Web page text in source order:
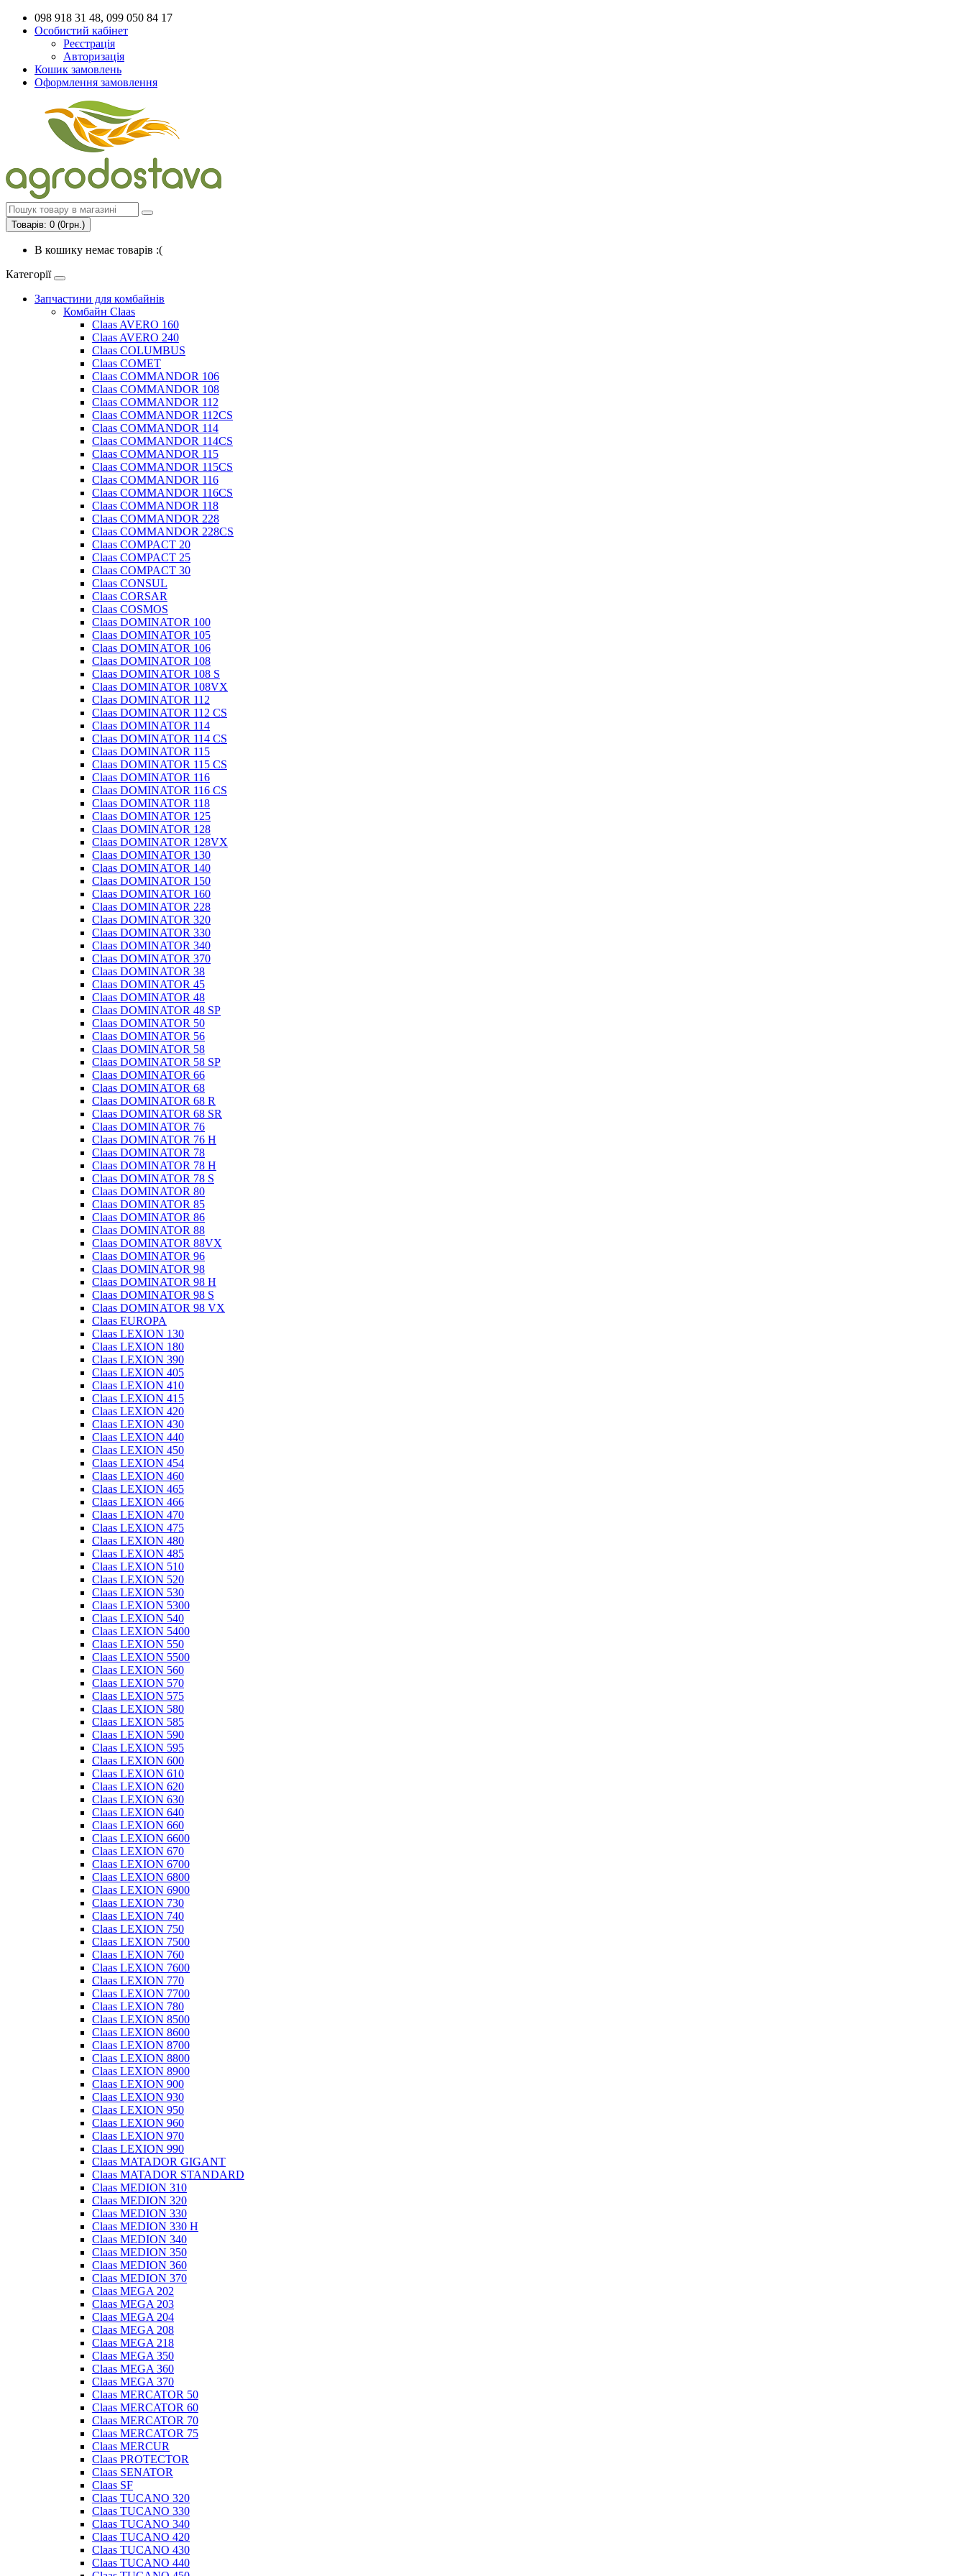
098 918 31 48, 099 050 84 17
Особистий кабінет
Реєстрація
Авторизація
Кошик замовлень
Оформлення замовлення
Товарів: 0 (0грн.)
В кошику немає товарів :(
Категорії
Запчастини для комбайнів
Комбайн Claas
Claas AVERO 160
Claas AVERO 240
Claas COLUMBUS
Claas COMET
Claas COMMANDOR 106
Claas COMMANDOR 108
Claas COMMANDOR 112
Claas COMMANDOR 112CS
Claas COMMANDOR 114
Claas COMMANDOR 114CS
Claas COMMANDOR 115
Claas COMMANDOR 115CS
Claas COMMANDOR 116
Claas COMMANDOR 116CS
Claas COMMANDOR 118
Claas COMMANDOR 228
Claas COMMANDOR 228CS
Claas COMPACT 20
Claas COMPACT 25
Claas COMPACT 30
Claas CONSUL
Claas CORSAR
Claas COSMOS
Claas DOMINATOR 100
Claas DOMINATOR 105
Claas DOMINATOR 106
Claas DOMINATOR 108
Claas DOMINATOR 108 S
Claas DOMINATOR 108VX
Claas DOMINATOR 112
Claas DOMINATOR 112 CS
Claas DOMINATOR 114
Claas DOMINATOR 114 CS
Claas DOMINATOR 115
Claas DOMINATOR 115 CS
Claas DOMINATOR 116
Claas DOMINATOR 116 CS
Claas DOMINATOR 118
Claas DOMINATOR 125
Claas DOMINATOR 128
Claas DOMINATOR 128VX
Claas DOMINATOR 130
Claas DOMINATOR 140
Claas DOMINATOR 150
Claas DOMINATOR 160
Claas DOMINATOR 228
Claas DOMINATOR 320
Claas DOMINATOR 330
Claas DOMINATOR 340
Claas DOMINATOR 370
Claas DOMINATOR 38
Claas DOMINATOR 45
Claas DOMINATOR 48
Claas DOMINATOR 48 SP
Claas DOMINATOR 50
Claas DOMINATOR 56
Claas DOMINATOR 58
Claas DOMINATOR 58 SP
Claas DOMINATOR 66
Claas DOMINATOR 68
Claas DOMINATOR 68 R
Claas DOMINATOR 68 SR
Claas DOMINATOR 76
Claas DOMINATOR 76 H
Claas DOMINATOR 78
Claas DOMINATOR 78 H
Claas DOMINATOR 78 S
Claas DOMINATOR 80
Claas DOMINATOR 85
Claas DOMINATOR 86
Claas DOMINATOR 88
Claas DOMINATOR 88VX
Claas DOMINATOR 96
Claas DOMINATOR 98
Claas DOMINATOR 98 H
Claas DOMINATOR 98 S
Claas DOMINATOR 98 VX
Claas EUROPA
Claas LEXION 130
Claas LEXION 180
Claas LEXION 390
Claas LEXION 405
Claas LEXION 410
Claas LEXION 415
Claas LEXION 420
Claas LEXION 430
Claas LEXION 440
Claas LEXION 450
Claas LEXION 454
Claas LEXION 460
Claas LEXION 465
Claas LEXION 466
Claas LEXION 470
Claas LEXION 475
Claas LEXION 480
Claas LEXION 485
Claas LEXION 510
Claas LEXION 520
Claas LEXION 530
Claas LEXION 5300
Claas LEXION 540
Claas LEXION 5400
Claas LEXION 550
Claas LEXION 5500
Claas LEXION 560
Claas LEXION 570
Claas LEXION 575
Claas LEXION 580
Claas LEXION 585
Claas LEXION 590
Claas LEXION 595
Claas LEXION 600
Claas LEXION 610
Claas LEXION 620
Claas LEXION 630
Claas LEXION 640
Claas LEXION 660
Claas LEXION 6600
Claas LEXION 670
Claas LEXION 6700
Claas LEXION 6800
Claas LEXION 6900
Claas LEXION 730
Claas LEXION 740
Claas LEXION 750
Claas LEXION 7500
Claas LEXION 760
Claas LEXION 7600
Claas LEXION 770
Claas LEXION 7700
Claas LEXION 780
Claas LEXION 8500
Claas LEXION 8600
Claas LEXION 8700
Claas LEXION 8800
Claas LEXION 8900
Claas LEXION 900
Claas LEXION 930
Claas LEXION 950
Claas LEXION 960
Claas LEXION 970
Claas LEXION 990
Claas MATADOR GIGANT
Claas MATADOR STANDARD
Claas MEDION 310
Claas MEDION 320
Claas MEDION 330
Claas MEDION 330 H
Claas MEDION 340
Claas MEDION 350
Claas MEDION 360
Claas MEDION 370
Claas MEGA 202
Claas MEGA 203
Claas MEGA 204
Claas MEGA 208
Claas MEGA 218
Claas MEGA 350
Claas MEGA 360
Claas MEGA 370
Claas MERCATOR 50
Claas MERCATOR 60
Claas MERCATOR 70
Claas MERCATOR 75
Claas MERCUR
Claas PROTECTOR
Claas SENATOR
Claas SF
Claas TUCANO 320
Claas TUCANO 330
Claas TUCANO 340
Claas TUCANO 420
Claas TUCANO 430
Claas TUCANO 440